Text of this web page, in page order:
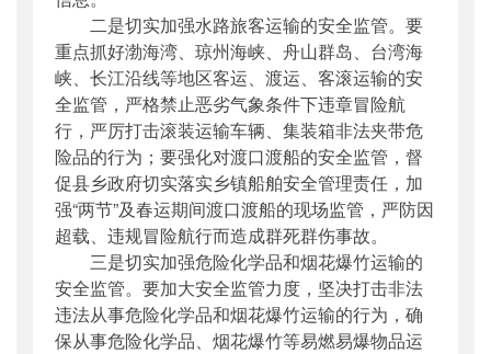
二是切实加强水路旅客运输的安全监管。要
重点抓好渤海湾、琼州海峡、舟山群岛、台湾海
峡、长江沿线等地区客运、渡运、客滚运输的安
全监管，严格禁止恶劣气象条件下违章冒险航
行，严厉打击滚装运输车辆、集装箱非法夹带危
险品的行为；要强化对渡口渡船的安全监管，督
促县乡政府切实落实乡镇船舶安全管理责任，加
强“两节”及春运期间渡口渡船的现场监管，严防因
超载、违规冒险航行而造成群死群伤事故。
三是切实加强危险化学品和烟花爆竹运输的
安全监管。要加大安全监管力度，坚决打击非法
违法从事危险化学品和烟花爆竹运输的行为，确
保从事危险化学品、烟花爆竹等易燃易爆物品运